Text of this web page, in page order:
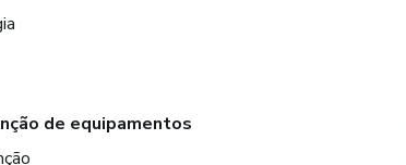
de equipamentos